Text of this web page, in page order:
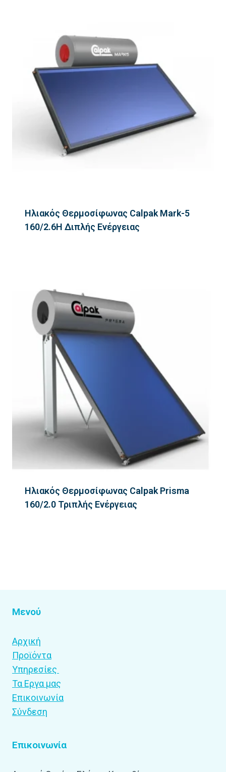
Ηλιακός Θερμοσίφωνας Calpak Mark-5
160/2.6H Διπλής Ενέργειας
Ηλιακός Θερμοσίφωνας Calpak Prisma
160/2.0 Τριπλής Ενέργειας
Μενού
Αρχική
Προϊόντα
Υπηρεσίες
Τα Εργα μας
Επικοινωνία
Σύνδεση
Επικοινωνία